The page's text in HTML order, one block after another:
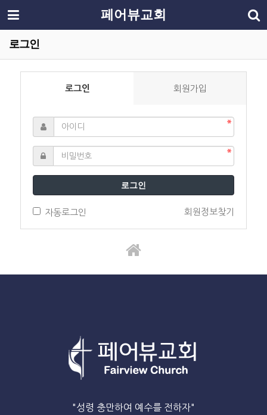
페어뷰교회
로그인
로그인 회원가입
로그인
자동로그인 회원정보찾기
"성령 충만하여 예수를 전하자"